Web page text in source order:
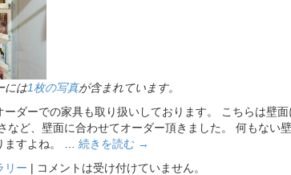
には1枚の写真が含まれています。
ーダーでの家具も取り扱いしております。 こちらは壁
など、壁面に合わせてオーダー頂きました。 何もない
ますよね。 … 続きを読む →
リー | コメントは受け付けていません。